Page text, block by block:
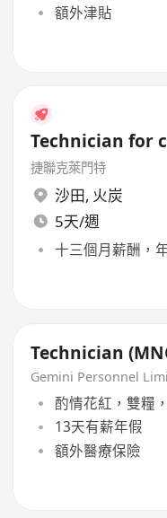
額外津貼
Technician for
捷聯克萊門特
沙田, 火炭
5天/週
十三個月薪酬，
Technician
Gemini Personnel
酌情花紅，雙糧
13天有薪年假
額外醫療保險